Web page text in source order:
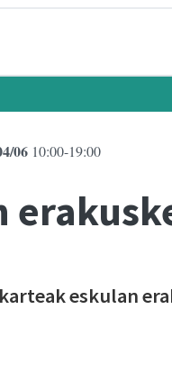
06 10:00-19:00
eskulan